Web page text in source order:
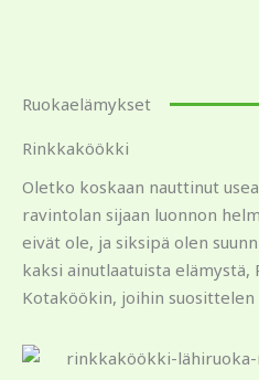
Ruokaelämykset
Rinkkaköökki
Oletko koskaan nauttinut
ravintolan sijaan luonnon
eivät ole, ja siksipä olen
kaksi ainutlaatuista elämystä,
Kotaköökin, joihin